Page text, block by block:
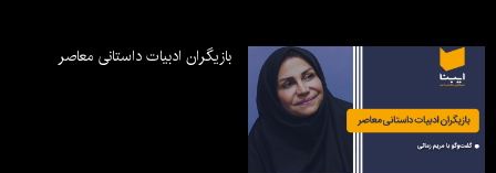
بازیگران ادبیات داستانی معاصر